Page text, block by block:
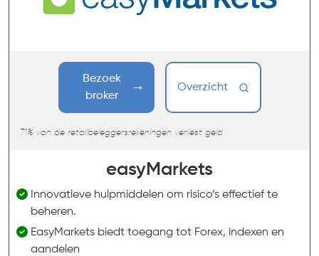
Bezoek
broker
Overzicht
71% van de retailbeleggersrekeningen verliest geld
easyMarkets
Innovatieve hulpmiddelen om risico’s effectief te
beheren.
EasyMarkets biedt toegang tot Forex, indexen en
aandelen